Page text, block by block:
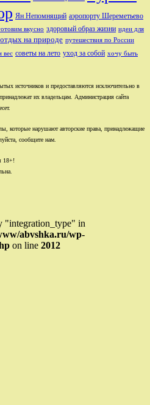
Ян Непомнящий аэропорту Шереметьево
вкусно здоровый образ жизни идеи для
отдых на природе путешествия по России
вес советы на лето уход за собой хочу быть
источников и предоставляются исключительно в
их владельцам. Администрация сайта
которые нарушают авторские права, принадлежащие
сообщите нам.
18+!
"integration_type" in
abvshka.ru/wp-
on line 2012